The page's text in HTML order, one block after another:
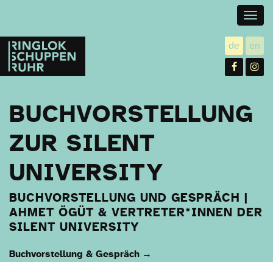
Ringlokschuppen
Ruhr
de utsch
en
BUCHVORSTELLUNG
ZUR SILENT
UNIVERSITY
BUCHVORSTELLUNG UND GESPRÄCH |
AHMET ÖGÜT & VERTRETER*INNEN DER
SILENT UNIVERSITY
Buchvorstellung & Gespräch →